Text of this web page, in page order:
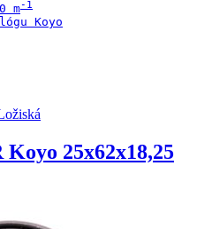
m
Koyo 25x62x18,25